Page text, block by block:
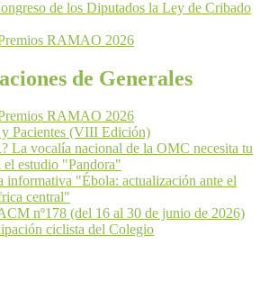
de los Diputados la Ley de Cribado
RAMAO 2026
de Generales
RAMAO 2026
Pacientes (VIII Edición)
La vocalía nacional de la OMC necesita tu
el estudio "Pandora"
informativa "Ébola: actualización ante el
central"
nº178 (del 16 al 30 de junio de 2026)
ciclista del Colegio